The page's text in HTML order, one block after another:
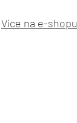
Více na e-shopu